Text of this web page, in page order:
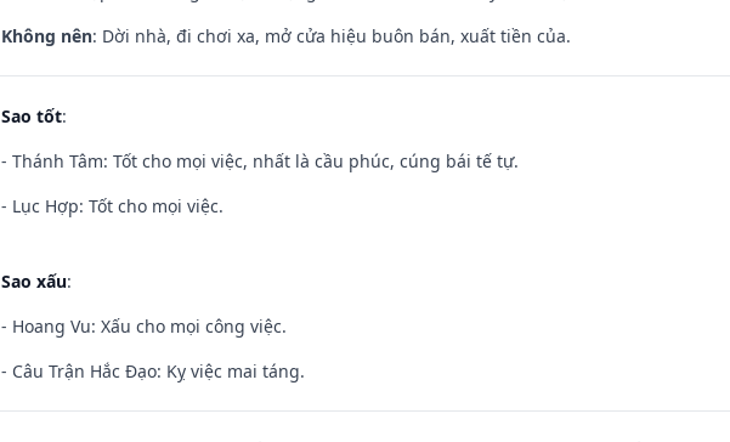
Không nên: Dời nhà, đi chơi xa, mở cửa hiệu buôn bán, xuất tiền của.
Sao tốt:
- Thánh Tâm: Tốt cho mọi việc, nhất là cầu phúc, cúng bái tế tự.
- Lục Hợp: Tốt cho mọi việc.
Sao xấu:
- Hoang Vu: Xấu cho mọi công việc.
- Câu Trận Hắc Đạo: Kỵ việc mai táng.